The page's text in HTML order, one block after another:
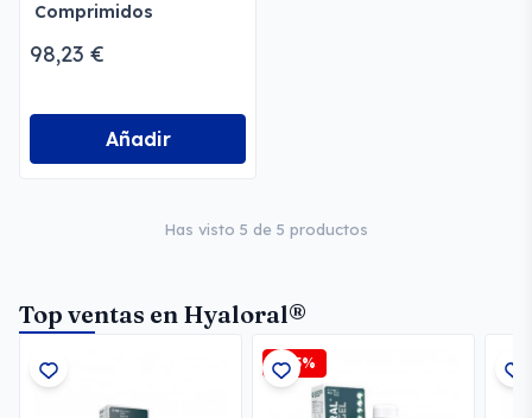
Comprimidos
98,23 €
Añadir
Has visto 5 de 5 productos
Top ventas en Hyaloral®
-2,5%